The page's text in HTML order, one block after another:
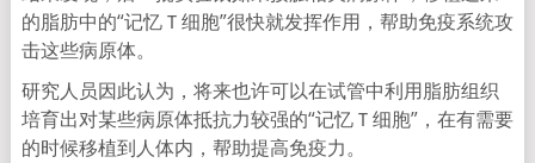
的脂肪中的“记忆Ｔ细胞”很快就发挥作用，帮助免疫系统攻
击这些病原体。
研究人员因此认为，将来也许可以在试管中利用脂肪组织
培育出对某些病原体抵抗力较强的“记忆Ｔ细胞”，在有需要
的时候移植到人体内，帮助提高免疫力。